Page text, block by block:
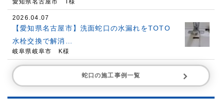
愛知県名古屋市 T様
2026.04.07
【愛知県名古屋市】洗面蛇口の水漏れをTOTO
水栓交換で解消…
岐阜県岐阜市 K様
蛇口の施工事例一覧